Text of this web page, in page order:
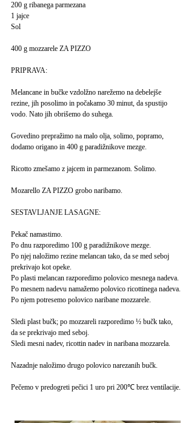
200 g ribanega parmezana
1 jajce
Sol
400 g mozzarele ZA PIZZO
PRIPRAVA:
Melancane in bučke vzdolžno narežemo na debelejše
rezine, jih posolimo in počakamo 30 minut, da spustijo
vodo. Nato jih obrišemo do suhega.
Govedino prepražimo na malo olja, solimo, popramo,
dodamo origano in 400 g paradižnikove mezge.
Ricotto zmešamo z jajcem in parmezanom. Solimo.
Mozarello ZA PIZZO grobo naribamo.
SESTAVLJANJE LASAGNE:
Pekač namastimo.
Po dnu razporedimo 100 g paradižnikove mezge.
Po njej naložimo rezine melancan tako, da se med seboj
prekrivajo kot opeke.
Po plasti melancan razporedimo polovico mesnega nadeva.
Po mesnem nadevu namažemo polovico ricottinega nadeva.
Po njem potresemo polovico naribane mozzarele.
Sledi plast bučk; po mozzareli razporedimo ½ bučk tako,
da se prekrivajo med seboj.
Sledi mesni nadev, ricottin nadev in naribana mozzarela.
Nazadnje naložimo drugo polovico narezanih bučk.
Pečemo v predogreti pečici 1 uro pri 200℃ brez ventilacije.